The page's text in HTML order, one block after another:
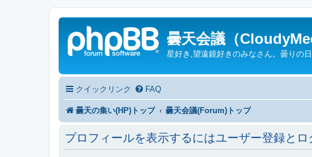
曇天会議（
星好き,望遠鏡好きのみなさん。曇りの
クイックリンク FAQ
曇天の集い(HP)トップ 曇天会議(Forum)トップ
プロフィールを表示するにはユーザー登録と